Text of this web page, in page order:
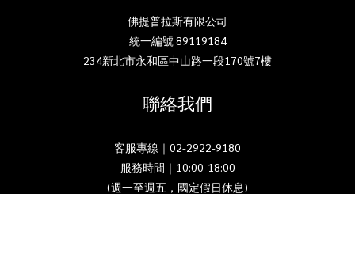
佛提普拉斯有限公司
統一編號 89119184
234新北市永和區中山路一段170號7樓
聯絡我們
客服專線｜02-2922-9180
服務時間｜10:00-18:00
(週一至週五，國定假日休息)